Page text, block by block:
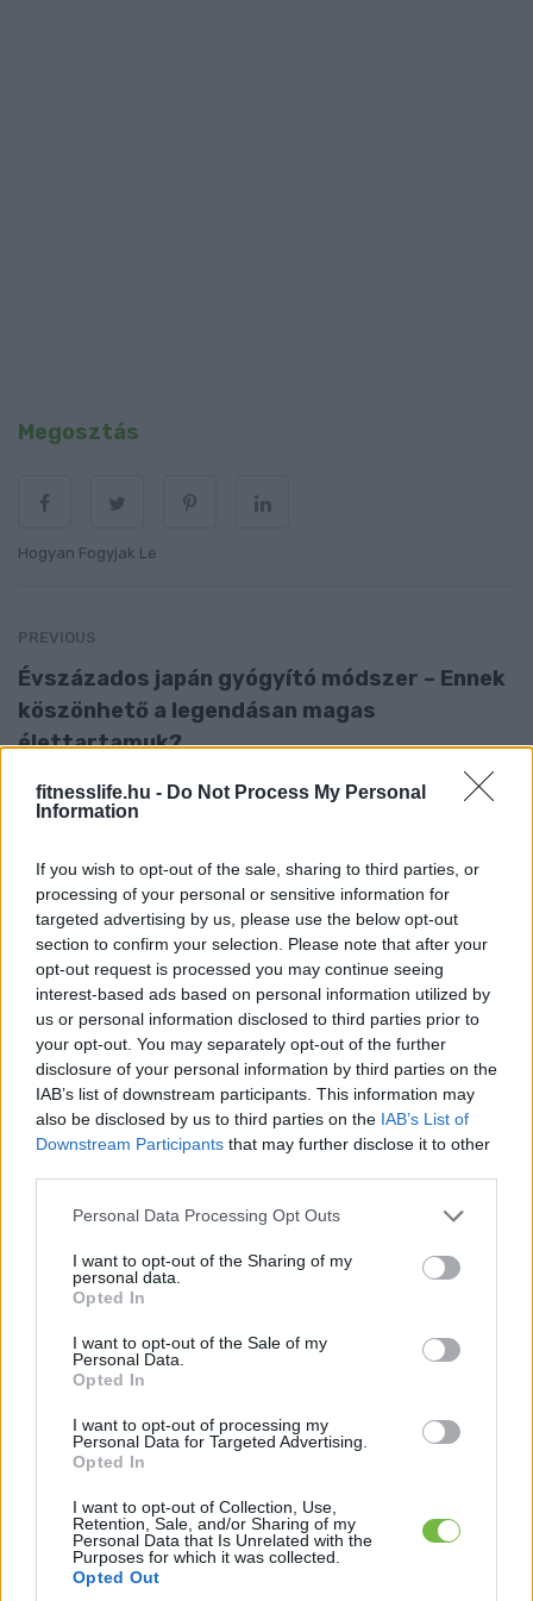
fitnesslife.hu - Do Not Process My Personal
Information
If you wish to opt-out of the sale, sharing to third parties, or
processing of your personal or sensitive information for
targeted advertising by us, please use the below opt-out
section to confirm your selection. Please note that after your
opt-out request is processed you may continue seeing
interest-based ads based on personal information utilized by
us or personal information disclosed to third parties prior to
your opt-out. You may separately opt-out of the further
disclosure of your personal information by third parties on the
IAB’s list of downstream participants. This information may
also be disclosed by us to third parties on the IAB’s List of
Downstream Participants that may further disclose it to other
Please note that this website/app uses one or more Google
not limited to your visit or usage behaviour. You may click to
grant or deny consent to Google and its third-party tags to
use your data for below specified purposes in below Google
consent section.
Personal Data Processing Opt Outs
I want to opt-out of the Sharing of my
personal data.
Opted In
I want to opt-out of the Sale of my
Personal Data.
Opted In
I want to opt-out of processing my
Personal Data for Targeted Advertising.
Opted In
I want to opt-out of Collection, Use,
Retention, Sale, and/or Sharing of my
Personal Data that Is Unrelated with the
Purposes for which it was collected.
Opted Out
Megosztás
Hogyan Fogyjak Le
PREVIOUS
Évszázados japán gyógyító módszer – Ennek
köszönhető a legendásan magas
élettartamuk?
Egyik kutya, másik eb – Ha kerülöd a cukrot,
ezekről is jobb lenne lemondanod!
EZ IS ÉRDEKELHET:
Fehérjedús reggelik
tömegnöveléshez – így támogasd
Keresés